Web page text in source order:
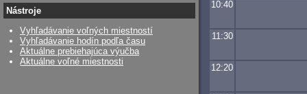
10:40
11:30
12:20
Nástroje
Vyhľadávanie voľných miestností
Vyhľadávanie hodín podľa času
Aktuálne prebiehajúca výučba
Aktuálne voľné miestnosti